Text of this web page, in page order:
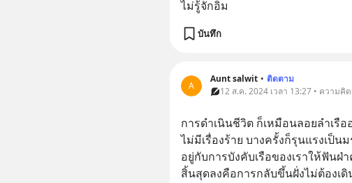
ไม่รู้จักอิ่ม​
บันทึก
A
Aunt salwit • ติดตาม
12 ส.ค. 2024 เวลา 13:27 • ความคิ
การดำเนินชีวิต ก็เหมือนลอยลำเรื
ไม่มีเรื่องร้าย บางครั้งก็รุนแรงเป็
อยู่กับการบังคับเรือของเราให้ฟันฝ่
สิ้นสุดลงคือการกลับขึ้นฝั่งไม่ต้องเดิ